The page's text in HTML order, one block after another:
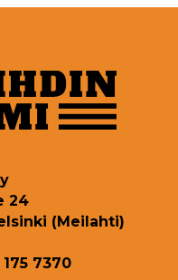
24
(Meilahti)
7370